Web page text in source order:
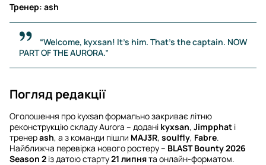
Тренер: ash
“Welcome, kyxsan! It’s him. That’s the captain. NOW
PART OF THE AURORA.”
Погляд редакції
Оголошення про kyxsan формально закриває літню
реконструкцію складу Aurora – додані kyxsan, Jimpphat і
тренерash, а з команди пішли MAJ3R, soulfly, Fabre.
Найближча перевірка нового ростеру – BLAST Bounty 2026
Season 2 із датою старту21 липнята онлайн-форматом.